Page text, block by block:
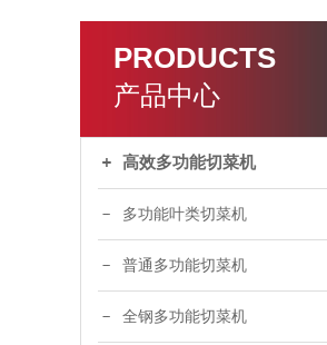
PRODUCTS
产品中心
高效多功能切菜机
多功能叶类切菜机
普通多功能切菜机
全钢多功能切菜机